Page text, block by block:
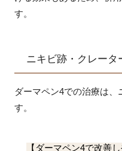
す。
ニキビ跡・クレータ
ダーマペン4での治療は
す。
【ダーマペン4で改善